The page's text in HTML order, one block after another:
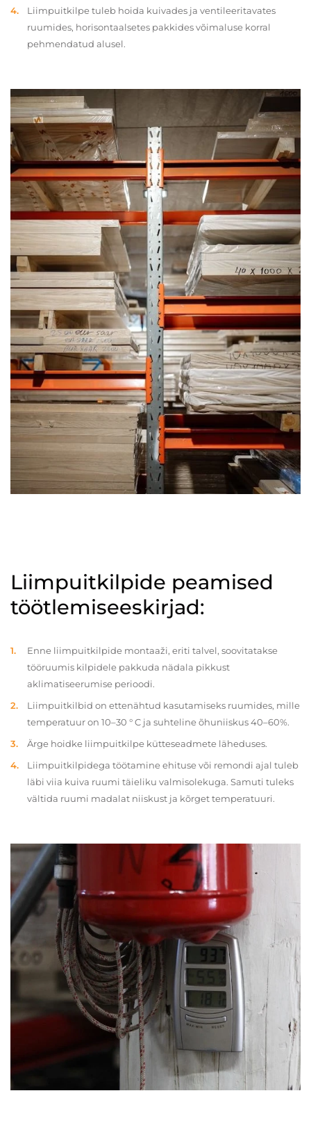
Liimpuitkilpe tuleb hoida kuivades ja ventileeritavates
ruumides, horisontaalsetes pakkides võimaluse korral
pehmendatud alusel.
Liimpuitkilpide peamised
töötlemiseeskirjad:
Enne liimpuitkilpide montaaži, eriti talvel, soovitatakse
tööruumis kilpidele pakkuda nädala pikkust
aklimatiseerumise perioodi.
Liimpuitkilbid on ettenähtud kasutamiseks ruumides, mille
temperatuur on 10–30 ° C ja suhteline õhuniiskus 40–60%.
Ärge hoidke liimpuitkilpe kütteseadmete läheduses.
Liimpuitkilpidega töötamine ehituse või remondi ajal tuleb
läbi viia kuiva ruumi täieliku valmisolekuga. Samuti tuleks
vältida ruumi madalat niiskust ja kõrget temperatuuri.